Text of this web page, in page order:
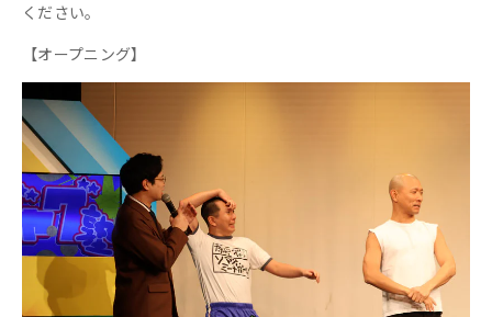
ください。
【オープニング】